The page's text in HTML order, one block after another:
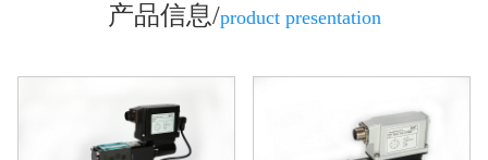
产品信息/product presentation